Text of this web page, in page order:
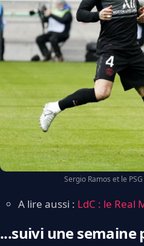
Sergio Ramos et le
A lire aussi : LdC : le
...suivi une semaine